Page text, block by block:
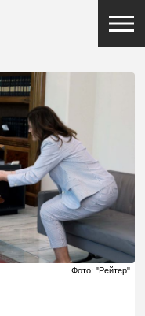
Фото: "Рейтер"